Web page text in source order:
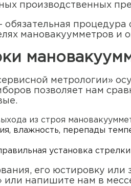
производственных
обязательная
мановакуумметров и
метрологии»
позволяет нам
из строя
влажность, перепады
установка
его юстировку
или напишите нам в